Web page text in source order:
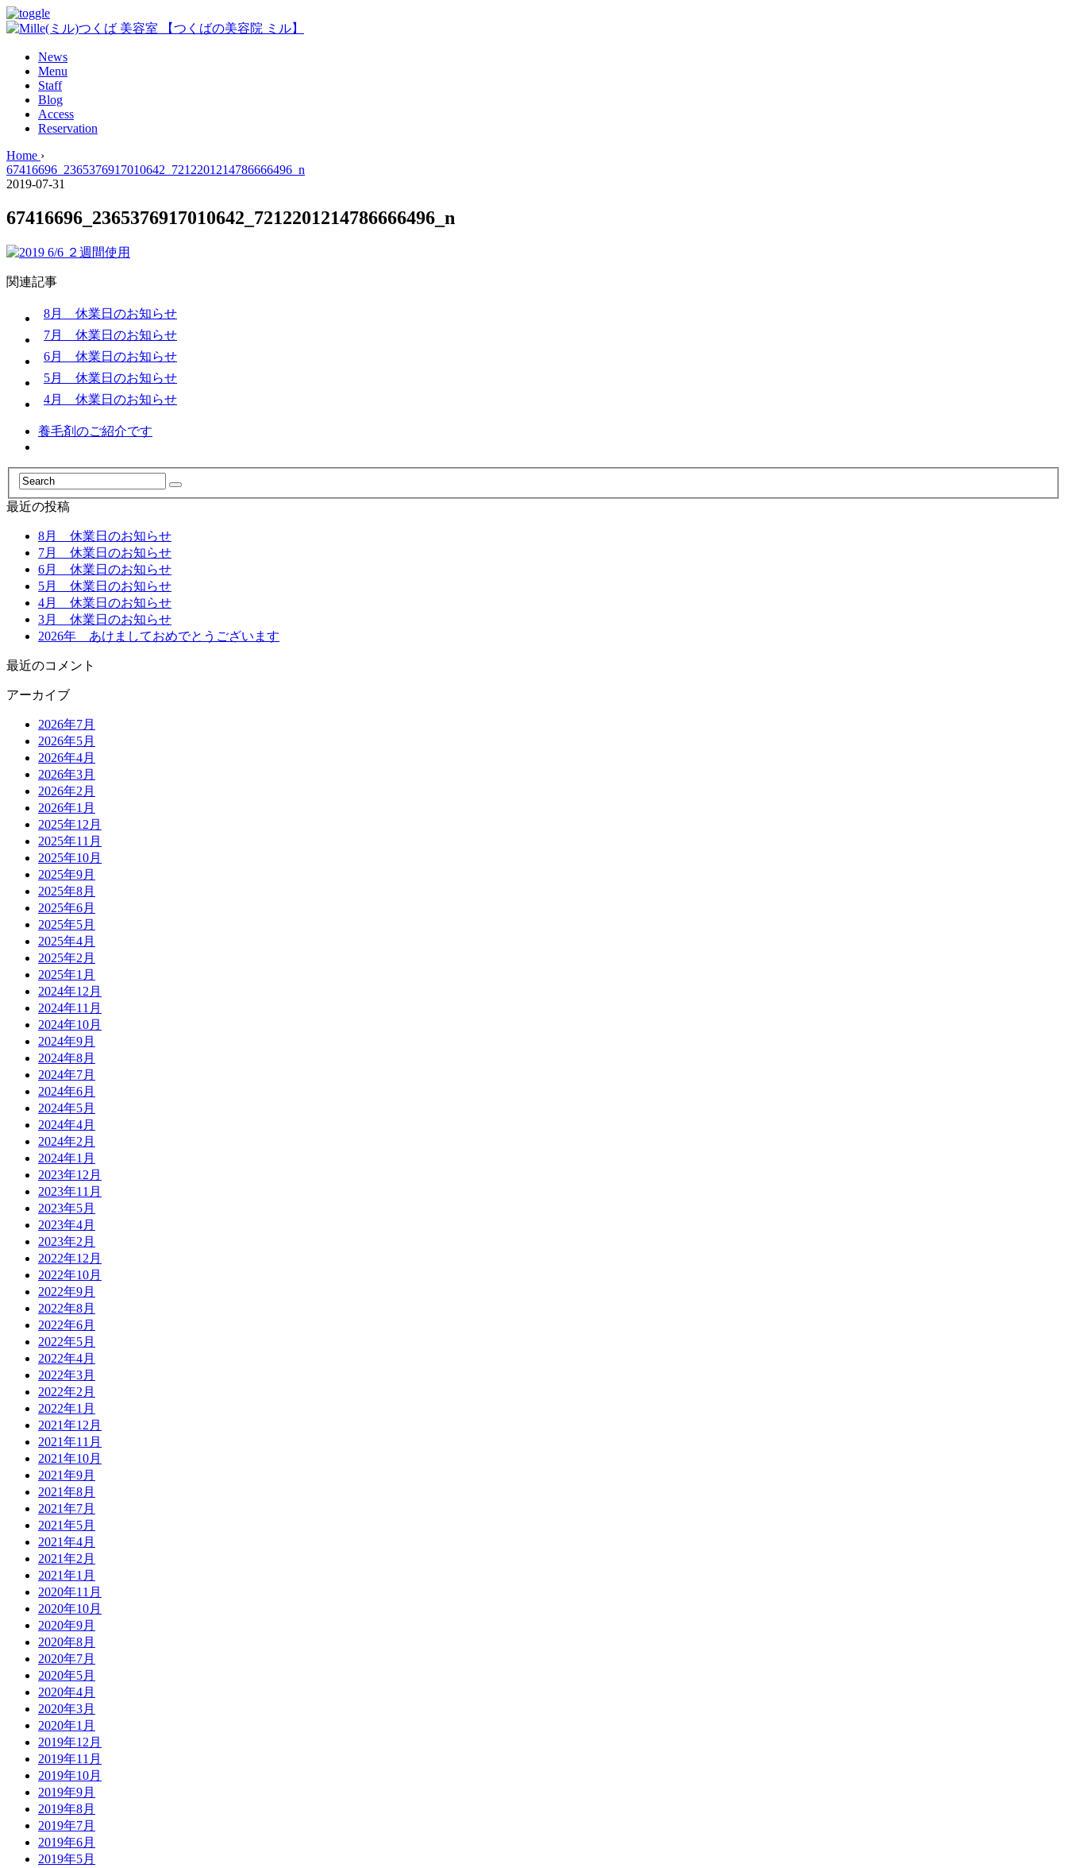
News
Menu
Staff
Blog
Access
Reservation
Home ›
67416696_2365376917010642_7212201214786666496_n
2019-07-31
67416696_2365376917010642_7212201214786666496_n
関連記事
8月 休業日のお知らせ
7月 休業日のお知らせ
6月 休業日のお知らせ
5月 休業日のお知らせ
4月 休業日のお知らせ
養毛剤のご紹介です
最近の投稿
8月 休業日のお知らせ
7月 休業日のお知らせ
6月 休業日のお知らせ
5月 休業日のお知らせ
4月 休業日のお知らせ
3月 休業日のお知らせ
2026年 あけましておめでとうございます
最近のコメント
アーカイブ
2026年7月
2026年5月
2026年4月
2026年3月
2026年2月
2026年1月
2025年12月
2025年11月
2025年10月
2025年9月
2025年8月
2025年6月
2025年5月
2025年4月
2025年2月
2025年1月
2024年12月
2024年11月
2024年10月
2024年9月
2024年8月
2024年7月
2024年6月
2024年5月
2024年4月
2024年2月
2024年1月
2023年12月
2023年11月
2023年5月
2023年4月
2023年2月
2022年12月
2022年10月
2022年9月
2022年8月
2022年6月
2022年5月
2022年4月
2022年3月
2022年2月
2022年1月
2021年12月
2021年11月
2021年10月
2021年9月
2021年8月
2021年7月
2021年5月
2021年4月
2021年2月
2021年1月
2020年11月
2020年10月
2020年9月
2020年8月
2020年7月
2020年5月
2020年4月
2020年3月
2020年1月
2019年12月
2019年11月
2019年10月
2019年9月
2019年8月
2019年7月
2019年6月
2019年5月